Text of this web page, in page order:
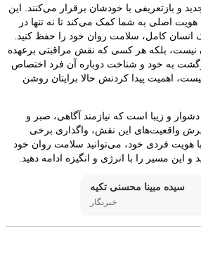
و بازتعریفی با خودشان برقرار می‌کنند. این
هویت اصلی به شما کمک می‌کند تا نه تنها در
انسان کامل، سلامت روان خود را حفظ کنید.
نیست، بلکه هر کسی که نقش مراقبتی برعهده
به خود و شناخت دوباره آن فرد اختصاص
اهمیت پیدا کردنش حالا برایتان روشن
و زیبا است که نیازمند آگاهی، صبر و
واقعیت‌های این نقش، واگذاری برخی
هویت فردی خود، می‌توانید سلامت روان خود
این مسیر را با انرژی و انگیزه ادامه دهید.
سیده مبینا محسنی تکیه
خبرنگار